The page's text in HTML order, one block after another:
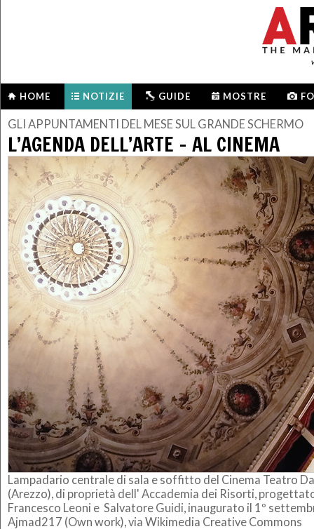
HOME NOTIZIE GUIDE MOSTRE
GLI APPUNTAMENTI DEL MESE SUL GRANDE SCHERMO
L’AGENDA DELL’ARTE – AL CINEMA
Lampadario centrale di sala e soffitto del Cinema Teatro
(Arezzo), di proprietà dell' Accademia dei Risorti,
Francesco Leoni e Salvatore Guidi, inaugurato il 1º
Ajmad217 (Own work), via Wikimedia Creative Commons